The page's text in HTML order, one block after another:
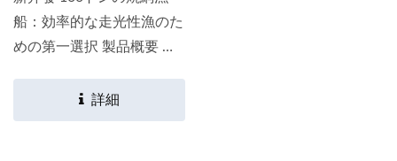
船：効率的な走光性漁のた
めの第一選択 製品概要 新
詳細